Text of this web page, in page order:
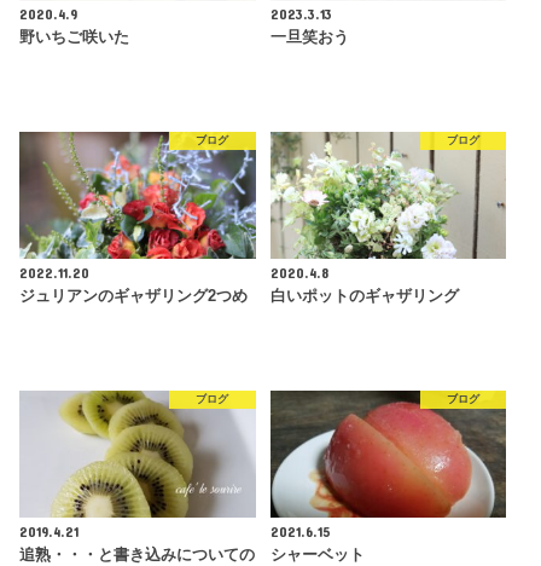
2020.4.9
野いちご咲いた
2023.3.13
一旦笑おう
ブログ
2022.11.20
ジュリアンのギャザリング2つめ
ブログ
2020.4.8
白いポットのギャザリング
ブログ
2019.4.21
追熟・・・と書き込みについての
ブログ
2021.6.15
シャーベット